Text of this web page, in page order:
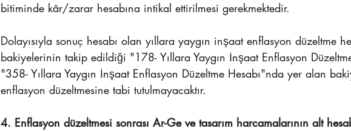
bitiminde kâr/zarar hesabına intikal ettirilmesi gerekmektedir.
Dolayısıyla sonuç hesabı olan yıllara yaygın inşaat enflasyon düzeltme
bakiyelerinin takip edildiği "178- Yıllara Yaygın İnşaat Enflasyon
"358- Yıllara Yaygın İnşaat Enflasyon Düzeltme Hesabı"nda yer alan
enflasyon düzeltmesine tabi tutulmayacaktır.
4. Enflasyon düzeltmesi sonrası Ar-Ge ve tasarım harcamalarının alt